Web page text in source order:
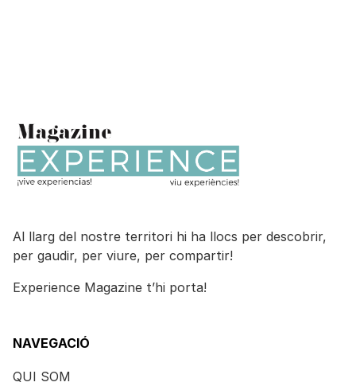
Al llarg del nostre territori hi ha llocs per descobrir,
per gaudir, per viure, per compartir!
Experience Magazine t’hi porta!
NAVEGACIÓ
QUI SOM